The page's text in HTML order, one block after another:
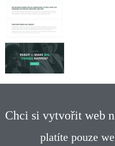
Chci si vytvořit web
platíte pouze